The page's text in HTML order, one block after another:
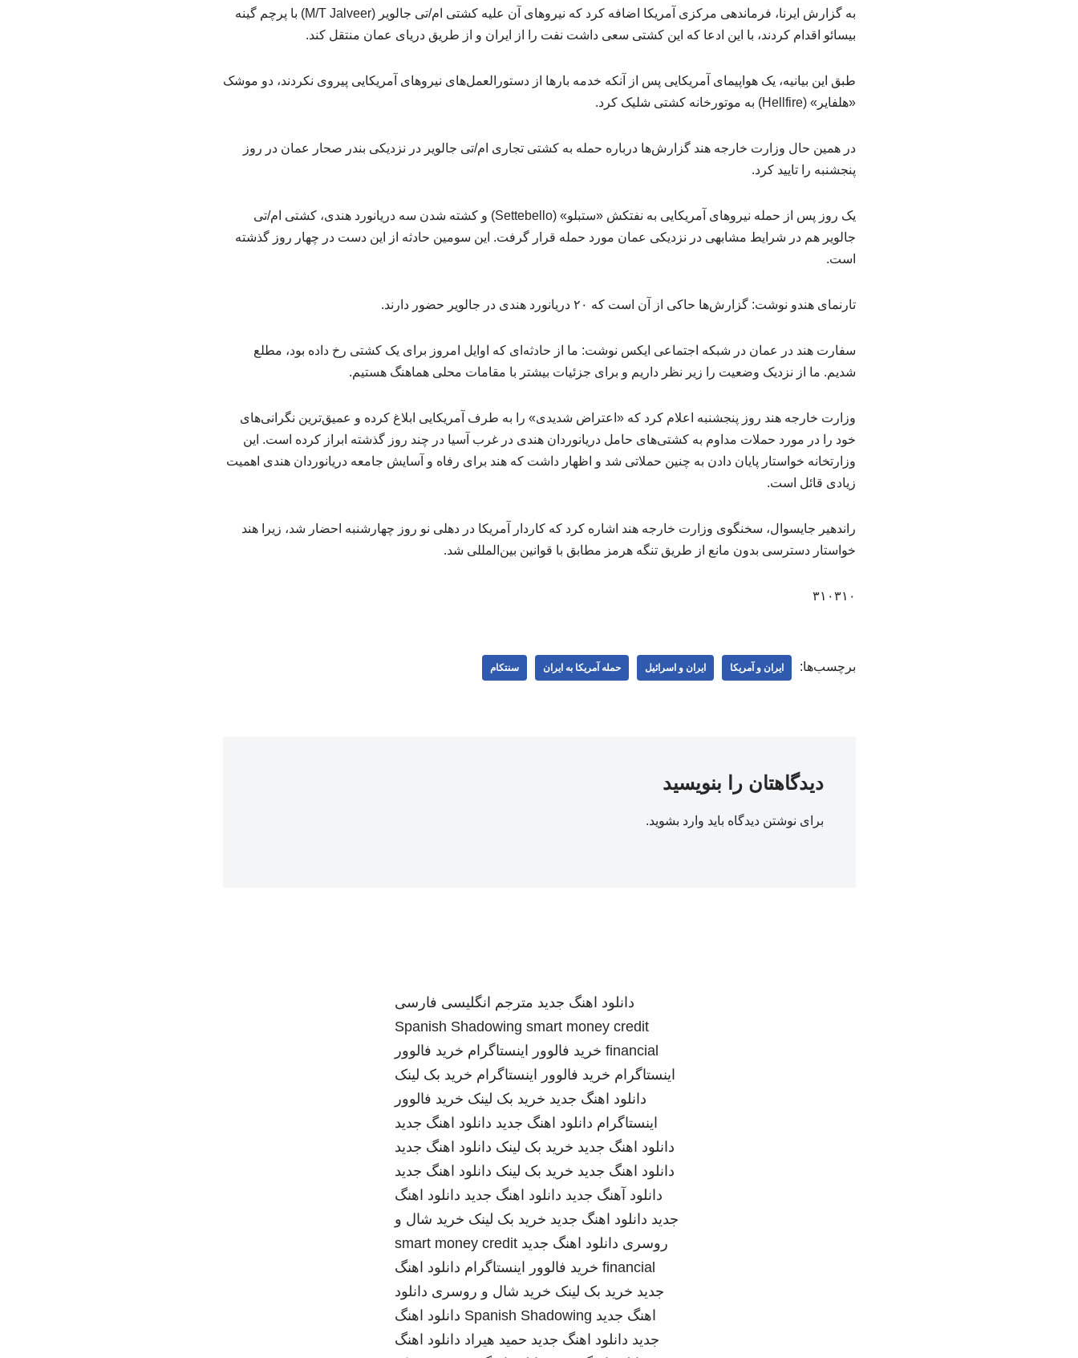
به گزارش ایرنا، فرماندهی مرکزی آمریکا اضافه کرد که نیروهای آن علیه کشتی ام/تی جالویر (M/T Jalveer) با پرچم گینه
بیسائو اقدام کردند، با این ادعا که این کشتی سعی داشت نفت را از ایران و از طریق دریای عمان منتقل کند.
طبق این بیانیه، یک هواپیمای آمریکایی پس از آنکه خدمه بارها از دستورالعمل‌های نیروهای آمریکایی پیروی نکردند، دو موشک
«هلفایر» (Hellfire) به موتورخانه کشتی شلیک کرد.
در همین حال وزارت خارجه هند گزارش‌ها درباره حمله به کشتی تجاری ام‌/تی جالویر در نزدیکی بندر صحار عمان در روز
پنجشنبه را تایید کرد.
یک روز پس از حمله نیروهای آمریکایی به نفتکش «ستبلو» (Settebello) و کشته شدن سه دریانورد هندی، کشتی ام/تی
جالویر هم در شرایط مشابهی در نزدیکی عمان مورد حمله قرار گرفت. این سومین حادثه از این دست در چهار روز گذشته
است.
تارنمای هندو نوشت: گزارش‌ها حاکی از آن است که ۲۰ دریانورد هندی در جالویر حضور دارند.
سفارت هند در عمان در شبکه اجتماعی ایکس نوشت: ما از حادثه‌ای که اوایل امروز برای یک کشتی رخ داده بود، مطلع
شدیم. ما از نزدیک وضعیت را زیر نظر داریم و برای جزئیات بیشتر با مقامات محلی هماهنگ هستیم.
وزارت خارجه هند روز پنجشنبه اعلام کرد که «اعتراض شدیدی» را به طرف آمریکایی ابلاغ کرده و عمیق‌ترین نگرانی‌های
خود را در مورد حملات مداوم به کشتی‌های حامل دریانوردان هندی در غرب آسیا در چند روز گذشته ابراز کرده است. این
وزارتخانه خواستار پایان دادن به چنین حملاتی شد و اظهار داشت که هند برای رفاه و آسایش جامعه دریانوردان هندی اهمیت
زیادی قائل است.
راندهیر جایسوال، سخنگوی وزارت خارجه هند اشاره کرد که کاردار آمریکا در دهلی نو روز چهارشنبه احضار شد، زیرا هند
خواستار دسترسی بدون مانع از طریق تنگه هرمز مطابق با قوانین بین‌المللی شد.
۳۱۰۳۱۰
برچسب‌ها: ایران و آمریکا ایران و اسرائیل حمله آمریکا به ایران سنتکام
دیدگاهتان را بنویسید
برای نوشتن دیدگاه باید وارد بشوید.
دانلود اهنگ جدید مترجم انگلیسی فارسی
Spanish Shadowing smart money credit
financial خرید فالوور اینستاگرام خرید فالوور
اینستاگرام خرید فالوور اینستاگرام خرید بک لینک
دانلود اهنگ جدید خرید بک لینک خرید فالوور
اینستاگرام دانلود اهنگ جدید دانلود اهنگ جدید
دانلود اهنگ جدید خرید بک لینک دانلود اهنگ جدید
دانلود اهنگ جدید خرید بک لینک دانلود اهنگ جدید
دانلود آهنگ جدید دانلود اهنگ جدید دانلود اهنگ
جدید دانلود اهنگ جدید خرید بک لینک خرید شال و
روسری دانلود اهنگ جدید smart money credit
financial خرید فالوور اینستاگرام دانلود اهنگ
جدید خرید بک لینک خرید شال و روسری دانلود
اهنگ جدید Spanish Shadowing دانلود اهنگ
جدید دانلود اهنگ جدید حمید هیراد دانلود اهنگ